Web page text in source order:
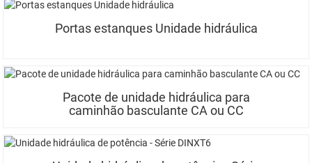
Portas estanques Unidade hidráulica
Pacote de unidade hidráulica para
caminhão basculante CA ou CC